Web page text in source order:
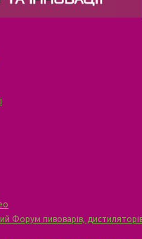
Форум пивоварів, дистиляторів